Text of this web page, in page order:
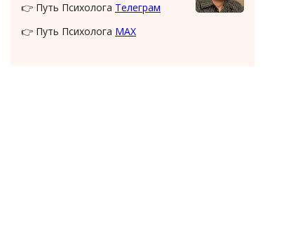
👉 Путь Психолога Телеграм
👉 Путь Психолога MAX